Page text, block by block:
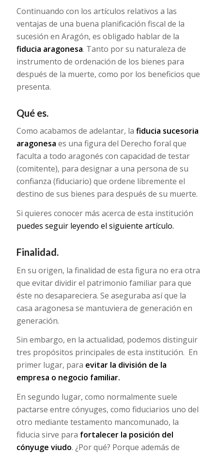
Continuando con los artículos relativos a las
ventajas de una buena planificación fiscal de la
sucesión en Aragón, es obligado hablar de la
fiducia aragonesa. Tanto por su naturaleza de
instrumento de ordenación de los bienes para
después de la muerte, como por los beneficios que
presenta.
Qué es.
Como acabamos de adelantar, la fiducia sucesoria
aragonesa es una figura del Derecho foral que
faculta a todo aragonés con capacidad de testar
(comitente), para designar a una persona de su
confianza (fiduciario) que ordene libremente el
destino de sus bienes para después de su muerte.
Si quieres conocer más acerca de esta institución
puedes seguir leyendo el siguiente artículo.
Finalidad.
En su origen, la finalidad de esta figura no era otra
que evitar dividir el patrimonio familiar para que
éste no desapareciera. Se aseguraba así que la
casa aragonesa se mantuviera de generación en
generación.
Sin embargo, en la actualidad, podemos distinguir
tres propósitos principales de esta institución. En
primer lugar, para evitar la división de la
empresa o negocio familiar.
En segundo lugar, como normalmente suele
pactarse entre cónyuges, como fiduciarios uno del
otro mediante testamento mancomunado, la
fiducia sirve para fortalecer la posición del
cónyuge viudo. ¿Por qué? Porque además de